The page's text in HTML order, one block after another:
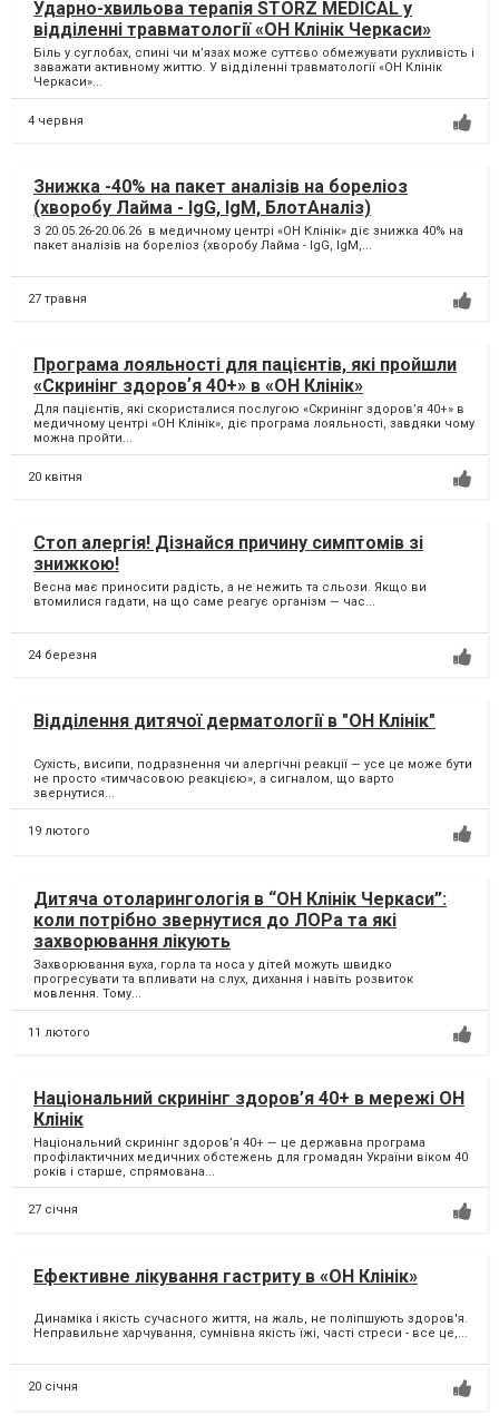
Ударно-хвильова терапія STORZ MEDICAL у
відділенні травматології «ОН Клінік Черкаси»
Біль у суглобах, спині чи м’язах може суттєво обмежувати рухливість і
заважати активному життю. У відділенні травматології «ОН Клінік
Черкаси»...
4 червня
Знижка -40% на пакет аналізів на бореліоз
(хворобу Лайма - IgG, IgM, БлотАналіз)
З 20.05.26-20.06.26 в медичному центрі «ОН Клінік» діє знижка 40% на
пакет аналізів на бореліоз (хворобу Лайма - IgG, IgM,...
27 травня
Програма лояльності для пацієнтів, які пройшли
«Скринінг здоровʼя 40+» в «ОН Клінік»
Для пацієнтів, які скористалися послугою «Скринінг здоровʼя 40+» в
медичному центрі «ОН Клінік», діє програма лояльності, завдяки чому
можна пройти...
20 квітня
Стоп алергія! Дізнайся причину симптомів зі
знижкою!
Весна має приносити радість, а не нежить та сльози. Якщо ви
втомилися гадати, на що саме реагує організм — час...
24 березня
Відділення дитячої дерматології в "ОН Клінік"
Сухість, висипи, подразнення чи алергічні реакції — усе це може бути
не просто «тимчасовою реакцією», а сигналом, що варто
звернутися...
19 лютого
Дитяча отоларингологія в “ОН Клінік Черкаси”:
коли потрібно звернутися до ЛОРа та які
захворювання лікують
Захворювання вуха, горла та носа у дітей можуть швидко
прогресувати та впливати на слух, дихання і навіть розвиток
мовлення. Тому...
11 лютого
Національний скринінг здоров’я 40+ в мережі ОН
Клінік
Національний скринінг здоров’я 40+ — це державна програма
профілактичних медичних обстежень для громадян України віком 40
років і старше, спрямована...
27 січня
Ефективне лікування гастриту в «ОН Клінік»
Динаміка і якість сучасного життя, на жаль, не поліпшують здоров'я.
Неправильне харчування, сумнівна якість їжі, часті стреси - все це,...
20 січня